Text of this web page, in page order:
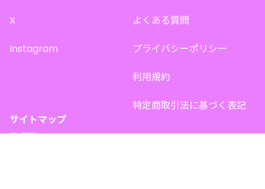
X
Instagram
よくある質問
プライバシーポリシー
利用規約
特定商取引法に基づく表記
サイトマップ